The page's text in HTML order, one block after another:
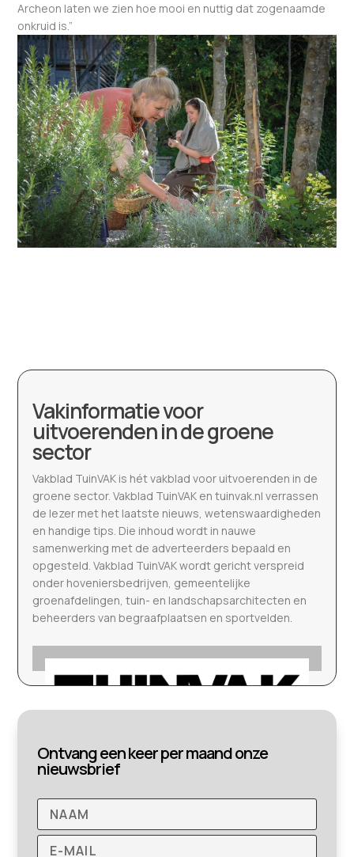
Archeon laten we zien hoe mooi en nuttig dat zogenaamde
onkruid is.”
Vakinformatie voor
uitvoerenden in de groene
sector
Vakblad TuinVAK is hét vakblad voor uitvoerenden in de
groene sector. Vakblad TuinVAK en tuinvak.nl verrassen
de lezer met het laatste nieuws, wetenswaardigheden
en handige tips. Die inhoud wordt in nauwe
samenwerking met de adverteerders bepaald en
opgesteld. Vakblad TuinVAK wordt gericht verspreid
onder hoveniersbedrijven, gemeentelijke
groenafdelingen, tuin- en landschapsarchitecten en
beheerders van begraafplaatsen en sportvelden.
Ontvang een keer per maand onze
nieuwsbrief